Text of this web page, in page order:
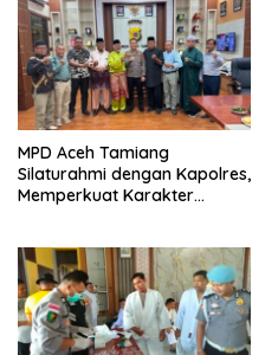
MPD Aceh Tamiang
Silaturahmi dengan Kapolres,
Memperkuat Karakter